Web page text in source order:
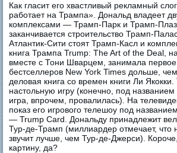
Как гласит его хвастливый рекламный
работает на Трампа». Дональд владеет
комплексами — Трамп-Парк и Трамп-
заканчивается строительство Трамп-
Атлантик-Сити стоят Трамп-Касл и
книга Трампа Trump: The Art of the Deal,
вместе с Тони Шварцем, занимала первое
бестселлеров New York Times дольше,
деловая книга со времен книги Ли
настольную игру (конечно, под
игра, впрочем, провалилась). На
показ его игрового телешоу под
— Trump Card. Дональду принадлежит
Тур-де-Трамп (миллиардер отмечает, что
звучит лучше, чем Тур-де-Джерси).
картину, да?